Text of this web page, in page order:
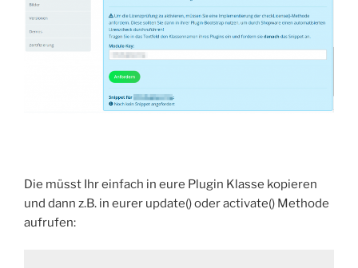
Die müsst Ihr einfach in eure Plugin Klasse kopieren
und dann z.B. in eurer update() oder activate() Methode
aufrufen: